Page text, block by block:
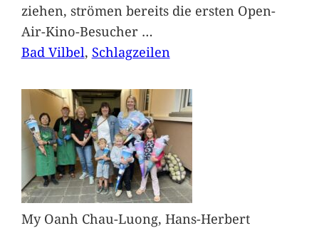
ziehen, strömen bereits die ersten Open-
Air-Kino-Besucher …
Bad Vilbel, Schlagzeilen
My Oanh Chau-Luong, Hans-Herbert